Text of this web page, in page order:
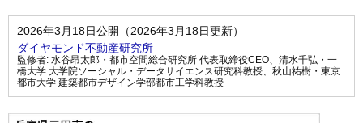
2026年3月18日公開（2026年3月18日更新）
ダイヤモンド不動産研究所
監修者: 水谷昂太郎・都市空間総合研究所 代表取締役CEO、 清水千弘・一
橋大学 大学院ソーシャル・データサイエンス研究科教授、 秋山祐樹・東京
都市大学 建築都市デザイン学部都市工学科教授